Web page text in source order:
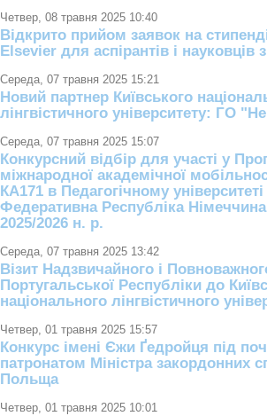
Четвер, 08 травня 2025 10:40
Відкрито прийом заявок на
Elsevier для аспірантів і науковців
Середа, 07 травня 2025 15:21
Новий партнер Київського
лінгвістичного університету: ГО
Середа, 07 травня 2025 15:07
Конкурсний відбір для участі у
міжнародної академічної
КА171 в Педагогічному
Федеративна Республіка Німеччина
2025/2026 н. р.
Середа, 07 травня 2025 13:42
Візит Надзвичайного і
Португальської Республіки до
національного лінгвістичного
Четвер, 01 травня 2025 15:57
Конкурс імені Єжи Ґедройця під
патронатом Міністра закордонних
Польща
Четвер, 01 травня 2025 10:01